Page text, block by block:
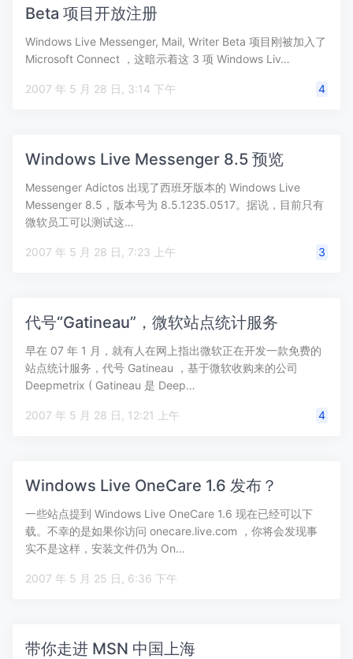
Beta 项目开放注册
Windows Live Messenger, Mail, Writer Beta 项目刚被加入了
Microsoft Connect ，这暗示着这 3 项 Windows Liv…
2007 年 5 月 28 日, 3:14 下午 4
Windows Live Messenger 8.5 预览
Messenger Adictos 出现了西班牙版本的 Windows Live
Messenger 8.5，版本号为 8.5.1235.0517。据说，目前只有
微软员工可以测试这…
2007 年 5 月 28 日, 7:23 上午 3
代号“Gatineau”，微软站点统计服务
早在 07 年 1 月，就有人在网上指出微软正在开发一款免费的
站点统计服务，代号 Gatineau ，基于微软收购来的公司
Deepmetrix ( Gatineau 是 Deep…
2007 年 5 月 28 日, 12:21 上午 4
Windows Live OneCare 1.6 发布？
一些站点提到 Windows Live OneCare 1.6 现在已经可以下
载。不幸的是如果你访问 onecare.live.com ，你将会发现事
实不是这样，安装文件仍为 On…
2007 年 5 月 25 日, 6:36 下午
带你走进 MSN 中国上海